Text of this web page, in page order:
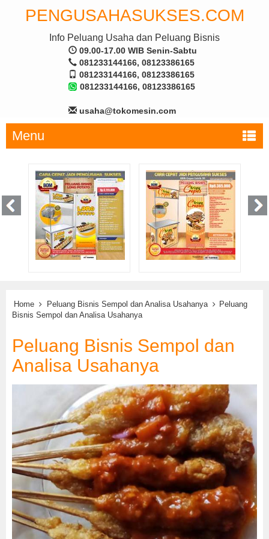
PENGUSAHASUKSES.COM
Info Peluang Usaha dan Peluang Bisnis
09.00-17.00 WIB Senin-Sabtu
081233144166, 08123386165
081233144166, 08123386165
081233144166, 08123386165
usaha@tokomesin.com
Menu
Home Peluang Bisnis Sempol dan Analisa Usahanya
Peluang
Bisnis Sempol dan Analisa Usahanya
Peluang Bisnis Sempol dan
Analisa Usahanya